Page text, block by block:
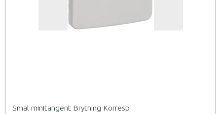
Smal minitangent Brytning Korresp